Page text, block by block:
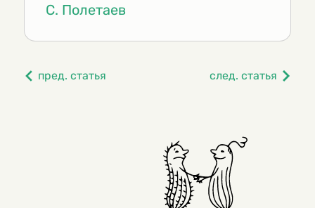
С. Полетаев
пред. статья след. статья